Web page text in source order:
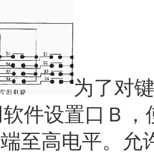
为了对
件设置口Ｂ，
至高电平。允